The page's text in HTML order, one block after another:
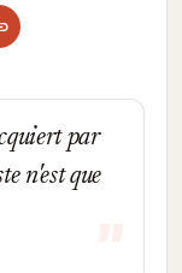
par
n'est que